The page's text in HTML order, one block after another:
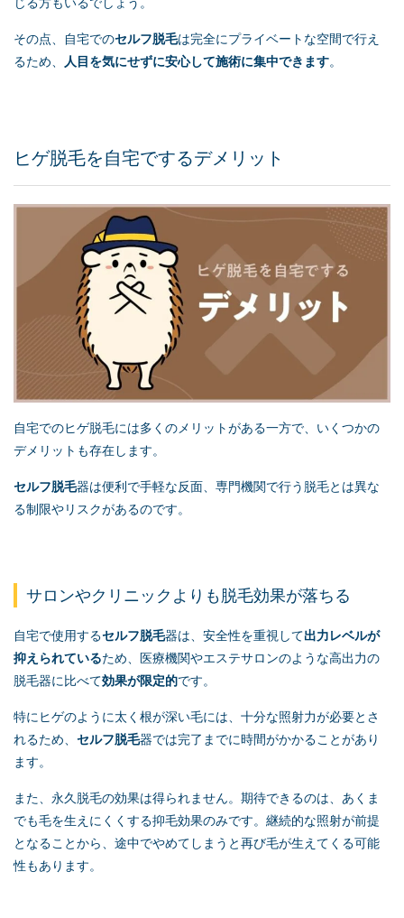
その点、自宅でのセルフ脱毛は完全にプライベートな空間で行え
るため、
人目を気にせずに安心して施術に集中できます。
ヒゲ脱毛を自宅でするデメリット
自宅でのヒゲ脱毛には多くのメリットがある一方で、いくつかの
デメリットも存在します。
セルフ脱毛器は便利で手軽な反面、専門機関で行う脱毛とは異な
る制限やリスクがあるのです。
サロンやクリニックよりも脱毛効果が落ちる
自宅で使用するセルフ脱毛器は、安全性を重視して出力レベルが
抑えられているため、医療機関やエステサロンのような高出力の
脱毛器に比べて効果が限定的です。
特にヒゲのように太く根が深い毛には、十分な照射力が必要とさ
れるため、 セルフ脱毛器では完了までに時間がかかることがあり
ます。
また、永久脱毛の効果は得られません。期待できるのは、あくま
でも毛を生えにくくする抑毛効果のみです。継続的な照射が前提
となることから、途中でやめてしまうと再び毛が生えてくる可能
性もあります。